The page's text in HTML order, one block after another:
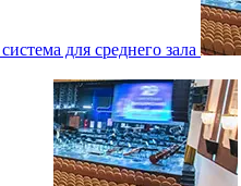
для среднего зала